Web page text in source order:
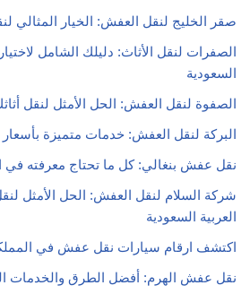
صقر الخليج لنقل العفش: الخيار المثالي
الصفرات لنقل الأثاث: دليلك الشامل
السعودية
الصفوة لنقل العفش: الحل الأمثل لنقل
البركة لنقل العفش: خدمات متميزة
نقل عفش بنغالي: كل ما تحتاج معرفته في
شركة السلام لنقل العفش: الحل الأمثل
العربية السعودية
اكتشف ارقام سيارات نقل عفش في
نقل عفش الهرم: أفضل الطرق والخدمات